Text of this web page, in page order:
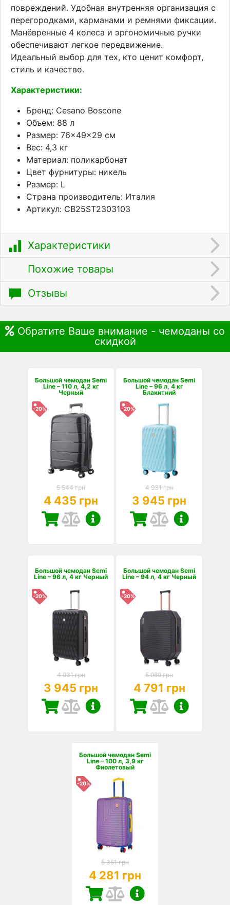
повреждений. Удобная внутренняя организация с
перегородками, карманами и ремнями фиксации.
Манёвренные 4 колеса и эргономичные ручки
обеспечивают легкое передвижение.
Идеальный выбор для тех, кто ценит комфорт,
стиль и качество.
Характеристики:
Бренд: Cesano Boscone
Объем: 88 л
Размер: 76×49×29 см
Вес: 4,3 кг
Материал: поликарбонат
Цвет фурнитуры: никель
Размер: L
Страна производитель: Италия
Артикул: CB25ST2303103
Характеристики
Похожие товары
Отзывы
Обратите Ваше внимание - чемоданы со
скидкой
Большой чемодан Semi
Line – 110 л, 4,2 кг
Черный
-20%
5 544 грн
4 435 грн
Большой чемодан Semi
Line – 96 л, 4 кг
Блакитний
-20%
4 931 грн
3 945 грн
Большой чемодан Semi
Line – 96 л, 4 кг Черный
-20%
4 931 грн
3 945 грн
Большой чемодан Semi
Line – 94 л, 4 кг Черный
-20%
5 989 грн
4 791 грн
Большой чемодан Semi
Line – 100 л, 3,9 кг
Фиолетовый
-20%
5 351 грн
4 281 грн